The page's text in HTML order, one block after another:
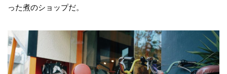
った煮のショップだ。